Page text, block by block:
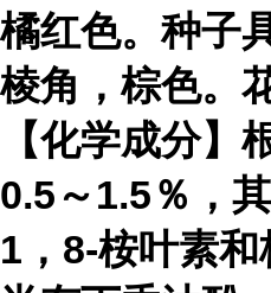
橘红色。种子
棱角，棕色。
【化学成分】
0.5～1.5％，
1，8-桉叶素和